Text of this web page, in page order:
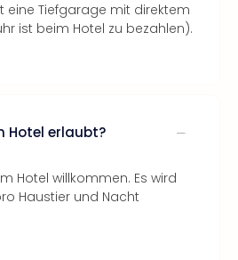
eine Tiefgarage mit direktem
ist beim Hotel zu bezahlen).
Hotel erlaubt?
Hotel willkommen. Es wird
Haustier und Nacht